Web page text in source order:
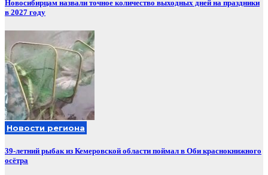
Новосибирцам назвали точное количество выходных дней на праздники
в 2027 году
Новости региона
39-летний рыбак из Кемеровской области поймал в Оби краснокнижного
осётра